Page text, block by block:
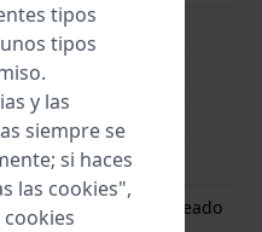
30 Bar (Buceo)
Plateado, Plateado, Plateado
tipos
tipos
y las
siempre se
si haces
las cookies",